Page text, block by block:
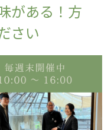
がある！方
さい